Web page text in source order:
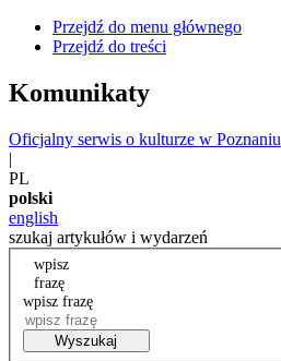
Przejdź do menu głównego
Przejdź do treści
Komunikaty
Oficjalny serwis o kulturze w Poznaniu
|
PL
polski
english
szukaj artykułów i wydarzeń
wpisz
frazę
wpisz frazę
Wyszukaj